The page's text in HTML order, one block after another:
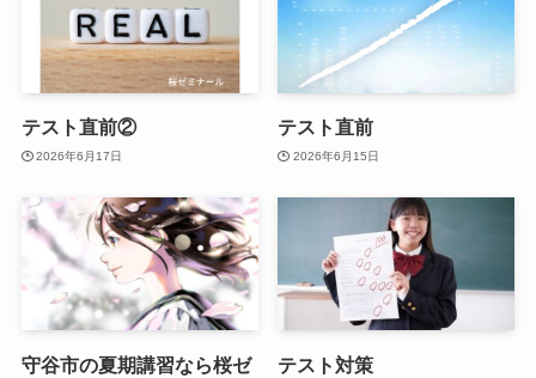
テスト直前②
2026年6月17日
テスト直前
2026年6月15日
守谷市の夏期講習なら桜ゼ
テスト対策